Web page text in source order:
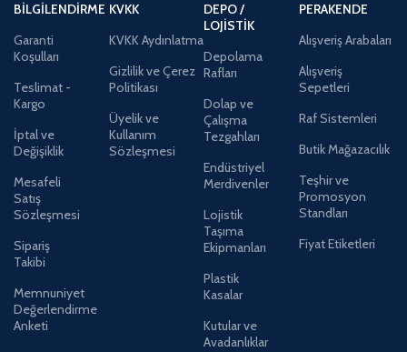
BILGILENDIRME
Garanti
Koşulları
Teslimat -
Kargo
İptal ve
Değişiklik
Mesafeli
Satış
Sözleşmesi
Sipariş
Takibi
Memnuniyet
Değerlendirme
Anketi
KVKK
KVKK Aydınlatma
Gizlilik ve Çerez
Politikası
Üyelik ve
Kullanım
Sözleşmesi
DEPO /
LOJISTIK
Depolama
Rafları
Dolap ve
Çalışma
Tezgahları
Endüstriyel
Merdivenler
Lojistik
Taşıma
Ekipmanları
Plastik
Kasalar
Kutular ve
Avadanlıklar
PERAKENDE
Alışveriş Arabaları
Alışveriş
Sepetleri
Raf Sistemleri
Butik Mağazacılık
Teşhir ve
Promosyon
Standları
Fiyat Etiketleri